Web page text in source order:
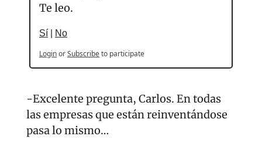
Te leo.
Sí No
LoginorSubscribeto participate
-Excelente pregunta, Carlos. En todas
las empresas que están reinventándose
pasa lo mismo…